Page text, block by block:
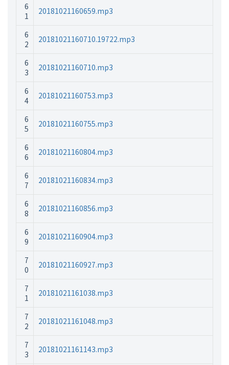
6
1
20181021160659.mp3
6
2
20181021160710.19722.mp3
6
3
20181021160710.mp3
6
4
20181021160753.mp3
6
5
20181021160755.mp3
6
6
20181021160804.mp3
6
7
20181021160834.mp3
6
8
20181021160856.mp3
6
9
20181021160904.mp3
7
0
20181021160927.mp3
7
1
20181021161038.mp3
7
2
20181021161048.mp3
7
3
20181021161143.mp3